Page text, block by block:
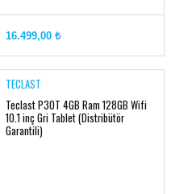
16.499,00 ₺
TECLAST
Teclast P30T 4GB Ram 128GB Wifi
10.1 inç Gri Tablet (Distribütör
Garantili)